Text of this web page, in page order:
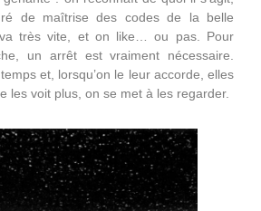
de maîtrise des codes de la belle
va très vite, et on like… ou pas. Pour
un arrêt est vraiment nécessaire.
et, lorsqu’on le leur accorde, elles
les voit plus, on se met à les regarder.